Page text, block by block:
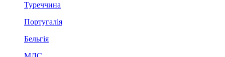
Туреччина
Португалія
Бельгія